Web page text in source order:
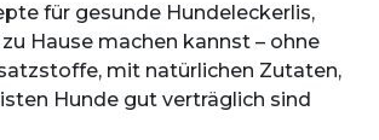
für gesunde Hundeleckerlis,
Hause machen kannst – ohne
mit natürlichen Zutaten,
Hunde gut verträglich sind